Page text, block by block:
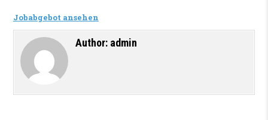
Jobabgebot ansehen
Author: admin